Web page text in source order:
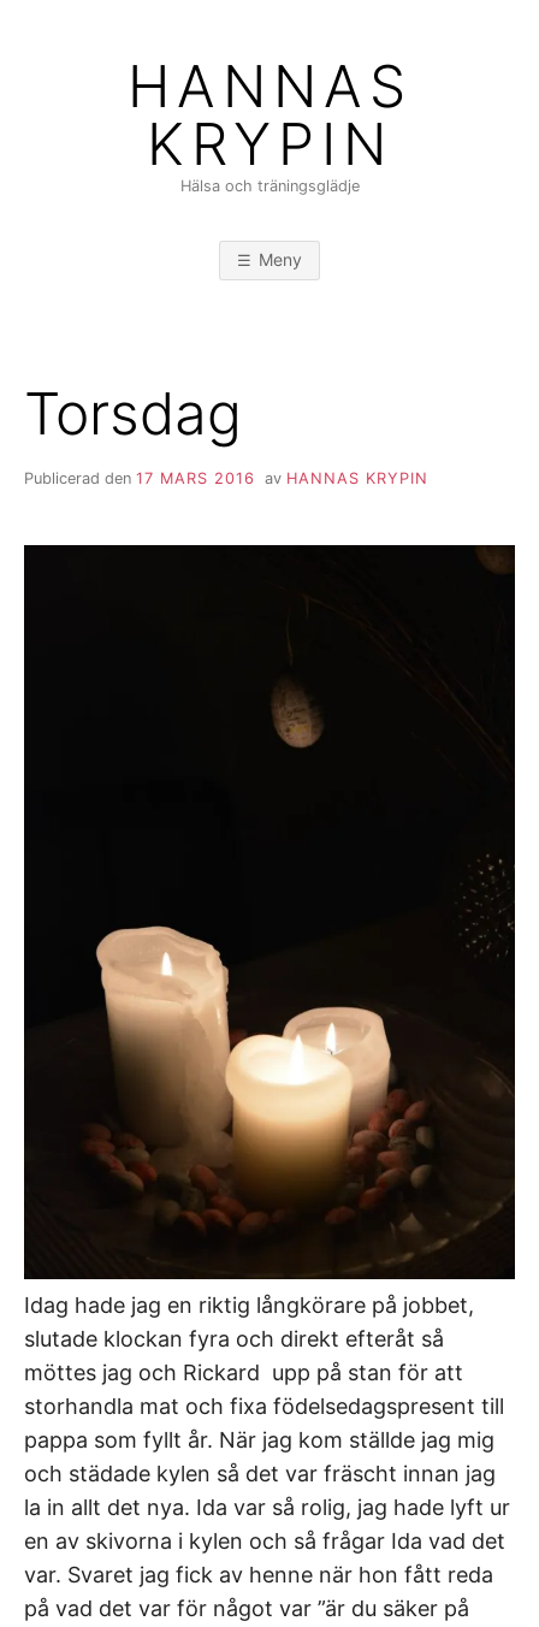
HANNAS
KRYPIN
Hälsa och träningsglädje
Meny
Torsdag
Publicerad den 17 MARS 2016 av HANNAS KRYPIN
Idag hade jag en riktig långkörare på jobbet,
slutade klockan fyra och direkt efteråt så
möttes jag och Rickard upp på stan för att
storhandla mat och fixa födelsedagspresent till
pappa som fyllt år. När jag kom ställde jag mig
och städade kylen så det var fräscht innan jag
la in allt det nya. Ida var så rolig, jag hade lyft ur
en av skivorna i kylen och så frågar Ida vad det
var. Svaret jag fick av henne när hon fått reda
på vad det var för något var ”är du säker på